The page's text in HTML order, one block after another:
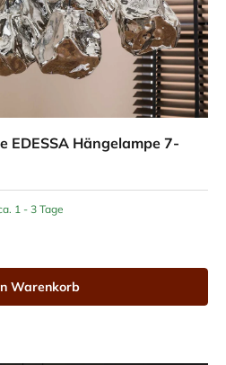
EDESSA Hängelampe 7-
1 - 3 Tage
Warenkorb